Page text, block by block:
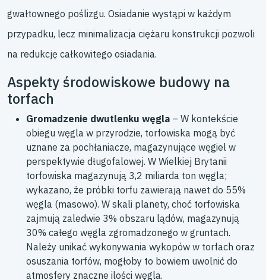
gwałtownego poślizgu. Osiadanie wystąpi w każdym
przypadku, lecz minimalizacja ciężaru konstrukcji pozwoli
na redukcję całkowitego osiadania.
Aspekty środowiskowe budowy na
torfach
Gromadzenie dwutlenku węgla – W kontekście
obiegu węgla w przyrodzie, torfowiska mogą być
uznane za pochłaniacze, magazynujące węgiel w
perspektywie długofalowej. W Wielkiej Brytanii
torfowiska magazynują 3,2 miliarda ton węgla;
wykazano, że próbki torfu zawierają nawet do 55%
węgla (masowo). W skali planety, choć torfowiska
zajmują zaledwie 3% obszaru lądów, magazynują
30% całego węgla zgromadzonego w gruntach.
Należy unikać wykonywania wykopów w torfach oraz
osuszania torfów, mogłoby to bowiem uwolnić do
atmosfery znaczne ilości węgla.